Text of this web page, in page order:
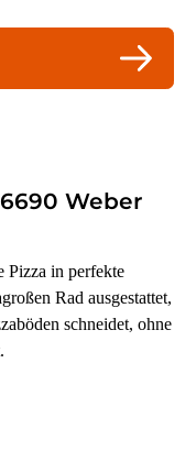
Weber
Pizza in perfekte
Rad ausgestattet,
schneidet, ohne